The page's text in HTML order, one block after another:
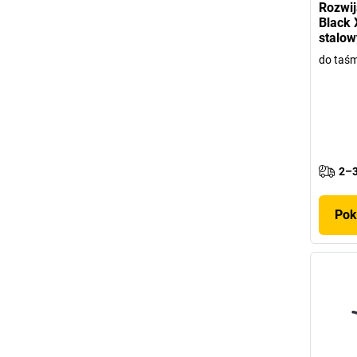
Black
do